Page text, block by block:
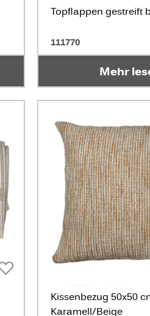
Topflappen gestreift
111770
Mehr
Kissenbezug 50x50
Karamell/Beige